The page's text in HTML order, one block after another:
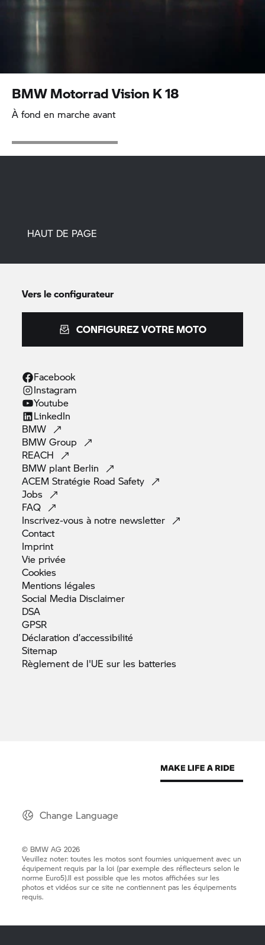
BMW MotorradVision K 18
À fond en marche avant
HAUT DE PAGE
Vers le configurateur
CONFIGUREZ VOTRE MOTO
Facebook
Instagram
Youtube
LinkedIn
BMW
BMWGroup
REACH
BMW plant Berlin
ACEM Stratégie RoadSafety
Jobs
FAQ
Inscrivez-vous à notre newsletter
Contact
Imprint
Vie privée
Cookies
Mentions légales
Social Media Disclaimer
DSA
GPSR
Déclarationd’accessibilité
Sitemap
Règlement de l'UE sur les batteries
Change Language
© BMW AG 2026
Veuillez noter: toutes les motos sont fournies uniquement avec un
équipement requis par la loi (par exemple des réflecteurs selon le
norme Euro5).Il est possible que les motos affichées sur les
photos et vidéos sur ce site ne contiennent pas les équipements
requis.